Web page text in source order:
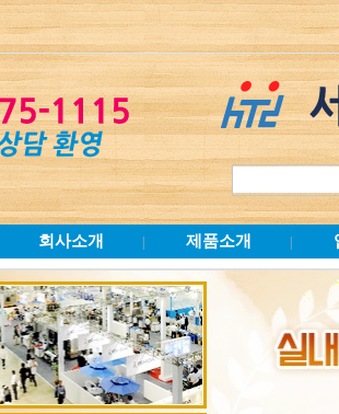
회사소개 제품소개